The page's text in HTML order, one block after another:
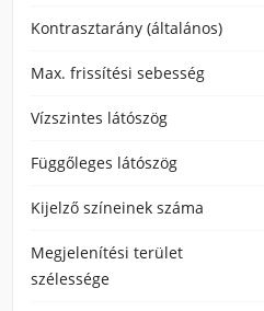
Kontrasztarány (általános)
Max. frissítési sebesség
Vízszintes látószög
Függőleges látószög
Kijelző színeinek száma
Megjelenítési terület
szélessége